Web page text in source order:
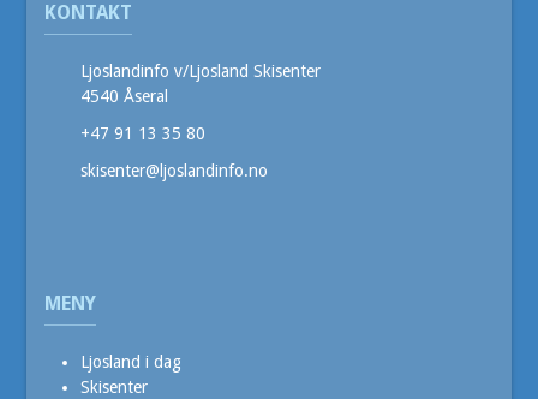
KONTAKT
Ljoslandinfo v/Ljosland Skisenter
4540 Åseral
+47 91 13 35 80
skisenter@ljoslandinfo.no
MENY
Ljosland i dag
Skisenter